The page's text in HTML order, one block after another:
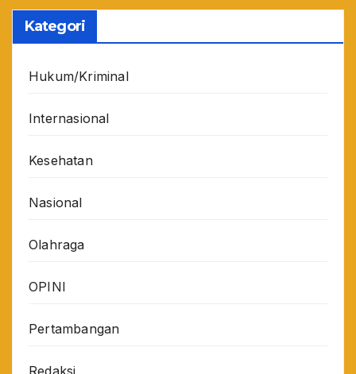
Kategori
Hukum/Kriminal
Internasional
Kesehatan
Nasional
Olahraga
OPINI
Pertambangan
Redaksi